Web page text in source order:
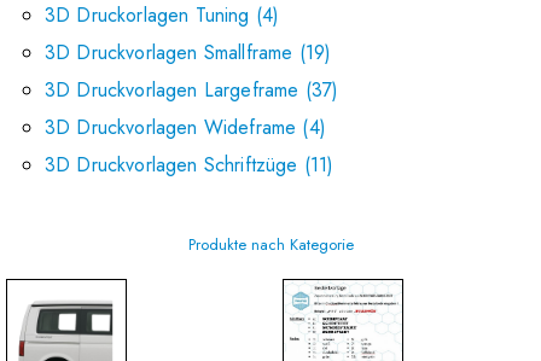
3D Druckorlagen Tuning 4
3D Druckvorlagen Smallframe 19
3D Druckvorlagen Largeframe 37
3D Druckvorlagen Wideframe 4
3D Druckvorlagen Schriftzüge 11
Produkte nach Kategorie